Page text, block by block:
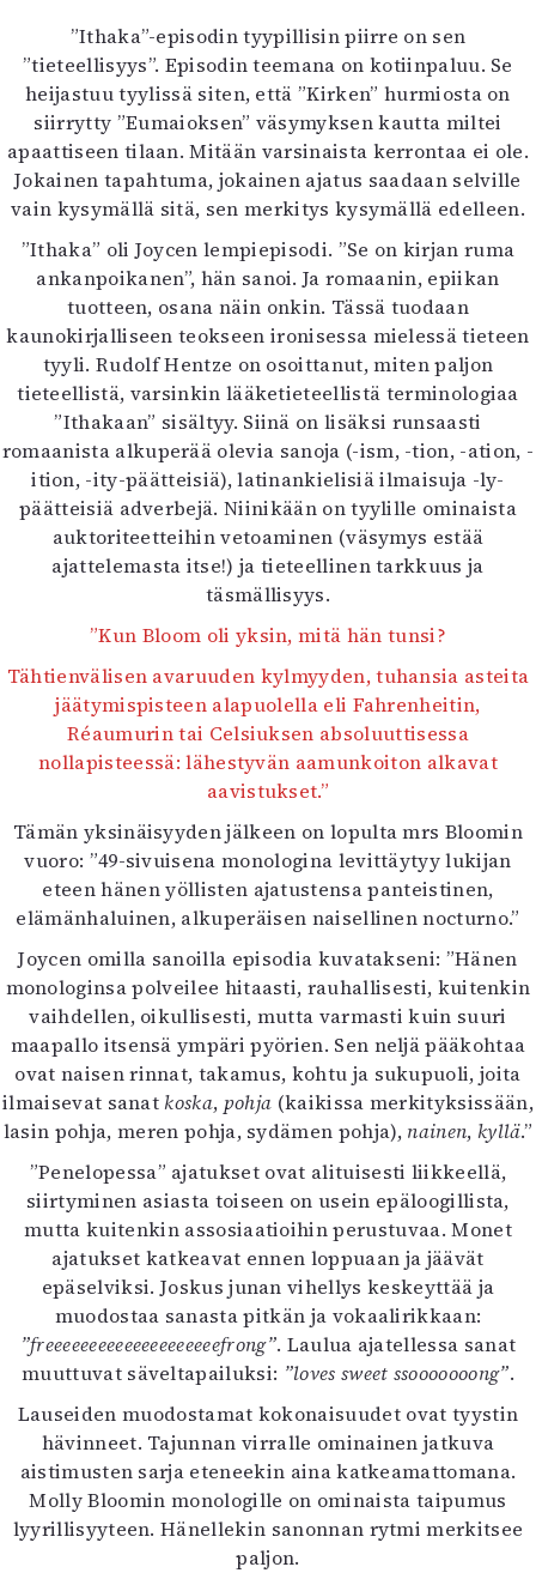
”Ithaka”-episodin tyypillisin piirre on sen
”tieteellisyys”. Episodin teemana on kotiinpaluu. Se
heijastuu tyylissä siten, että ”Kirken” hurmiosta on
siirrytty ”Eumaioksen” väsymyksen kautta miltei
apaattiseen tilaan. Mitään varsinaista kerrontaa ei ole.
Jokainen tapahtuma, jokainen ajatus saadaan selville
vain kysymällä sitä, sen merkitys kysymällä edelleen.
”Ithaka” oli Joycen lempiepisodi. ”Se on kirjan ruma
ankanpoikanen”, hän sanoi. Ja romaanin, epiikan
tuotteen, osana näin onkin. Tässä tuodaan
kaunokirjalliseen teokseen ironisessa mielessä tieteen
tyyli. Rudolf Hentze on osoittanut, miten paljon
tieteellistä, varsinkin lääketieteellistä terminologiaa
”Ithakaan” sisältyy. Siinä on lisäksi runsaasti
romaanista alkuperää olevia sanoja (-ism, -tion, -ation, -
ition, -ity-päätteisiä), latinankielisiä ilmaisuja -ly-
päätteisiä adverbejä. Niinikään on tyylille ominaista
auktoriteetteihin vetoaminen (väsymys estää
ajattelemasta itse!) ja tieteellinen tarkkuus ja
täsmällisyys.
”Kun Bloom oli yksin, mitä hän tunsi?
Tähtienvälisen avaruuden kylmyyden, tuhansia asteita
jäätymispisteen alapuolella eli Fahrenheitin,
Réaumurin tai Celsiuksen absoluuttisessa
nollapisteessä: lähestyvän aamunkoiton alkavat
aavistukset.”
Tämän yksinäisyyden jälkeen on lopulta mrs Bloomin
vuoro: ”49-sivuisena monologina levittäytyy lukijan
eteen hänen yöllisten ajatustensa panteistinen,
elämänhaluinen, alkuperäisen naisellinen nocturno.”
Joycen omilla sanoilla episodia kuvatakseni: ”Hänen
monologinsa polveilee hitaasti, rauhallisesti, kuitenkin
vaihdellen, oikullisesti, mutta varmasti kuin suuri
maapallo itsensä ympäri pyörien. Sen neljä pääkohtaa
ovat naisen rinnat, takamus, kohtu ja sukupuoli, joita
ilmaisevat sanatkoska, pohja (kaikissa merkityksissään,
lasin pohja, meren pohja, sydämen pohja), nainen, kyllä.”
”Penelopessa” ajatukset ovat alituisesti liikkeellä,
siirtyminen asiasta toiseen on usein epäloogillista,
mutta kuitenkin assosiaatioihin perustuvaa. Monet
ajatukset katkeavat ennen loppuaan ja jäävät
epäselviksi. Joskus junan vihellys keskeyttää ja
muodostaa sanasta pitkän ja vokaalirikkaan:
”freeeeeeeeeeeeeeeeeeeefrong”. Laulua ajatellessa sanat
muuttuvat säveltapailuksi: ”loves sweet ssooooooong”.
Lauseiden muodostamat kokonaisuudet ovat tyystin
hävinneet. Tajunnan virralle ominainen jatkuva
aistimusten sarja eteneekin aina katkeamattomana.
Molly Bloomin monologille on ominaista taipumus
lyyrillisyyteen. Hänellekin sanonnan rytmi merkitsee
paljon.